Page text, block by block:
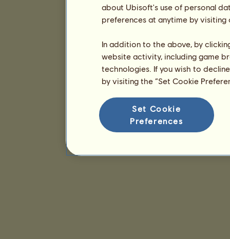
about Ubisoft's use of personal
preferences at anytime by
In addition to the above, by
website activity, including game
technologies. If you wish to
by visiting the “Set Cookie
Set Cookie
Preferences